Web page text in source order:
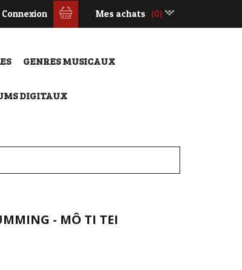
Mes achats (0)
Connexion
GENRES MUSICAUX
DIGITAUX
- MÔ TI TEI